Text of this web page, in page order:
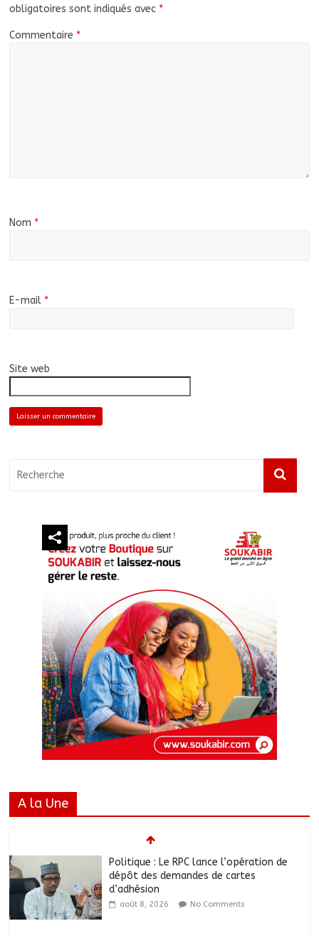
obligatoires sont indiqués avec *
Commentaire *
Nom *
E-mail *
Site web
A la Une
Politique : Le RPC lance l’opération de
dépôt des demandes de cartes
d’adhésion
août 8, 2026 No Comments